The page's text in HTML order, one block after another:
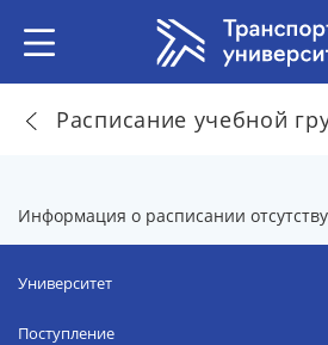
Расписание учебной
Информация о расписании
Университет
Поступление